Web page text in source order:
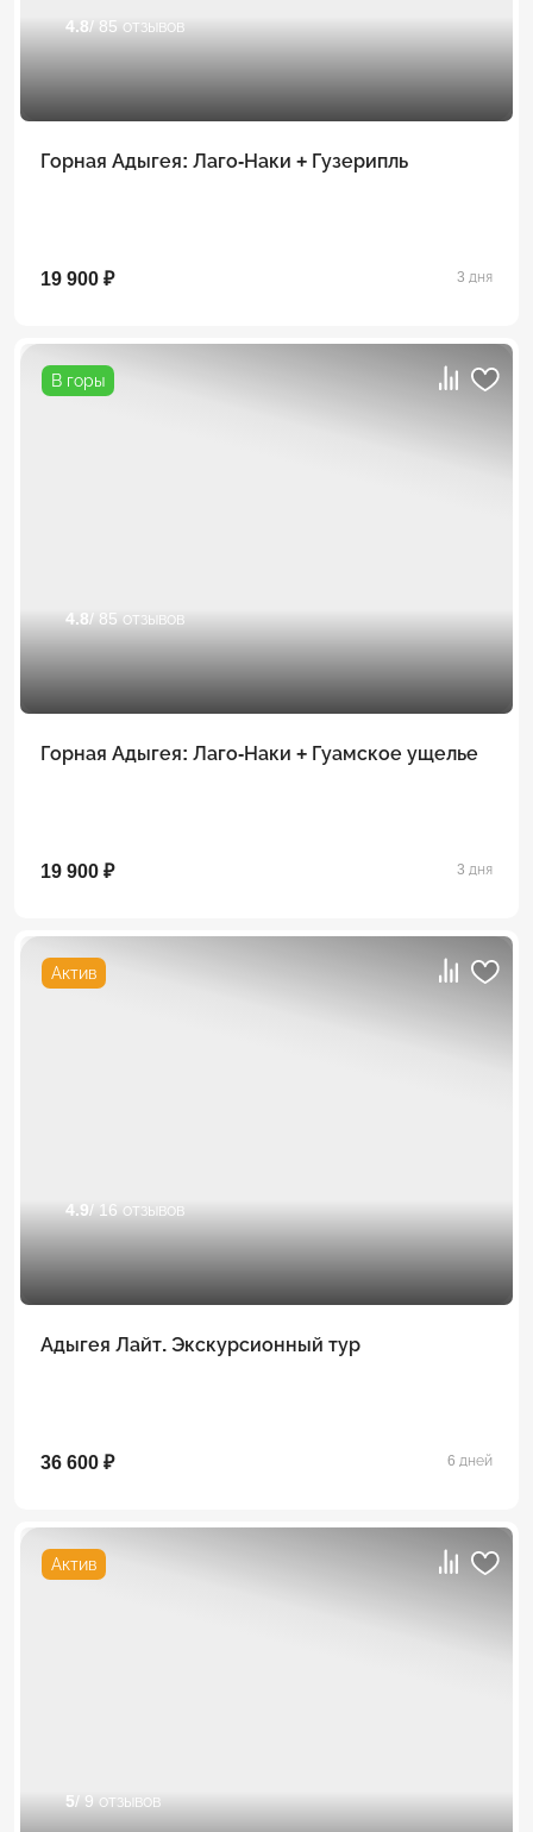
4.8/ 85 отзывов
Горная Адыгея: Лаго-Наки + Гузерипль
19 900 ₽ 3 дня
В горы
4.8/ 85 отзывов
Горная Адыгея: Лаго-Наки + Гуамское ущелье
19 900 ₽ 3 дня
Актив
4.9 / 16 отзывов
Адыгея Лайт. Экскурсионный тур
36 600 ₽ 6 дней
Актив
5/ 9 отзывов